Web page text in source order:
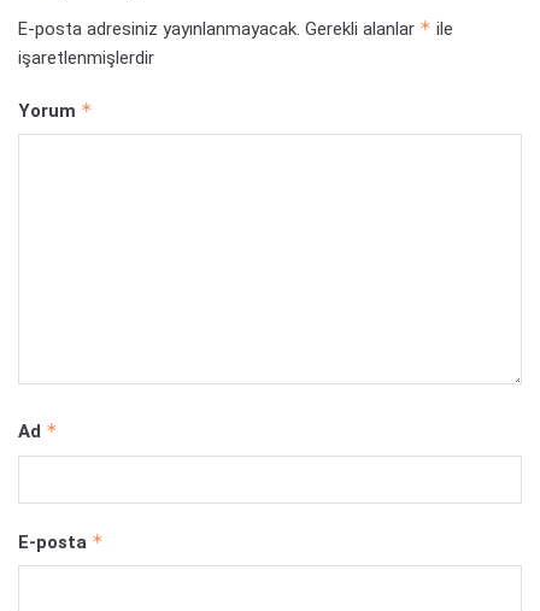
E-posta adresiniz yayınlanmayacak. Gerekli alanlar * ile
işaretlenmişlerdir
Yorum *
Ad *
E-posta *